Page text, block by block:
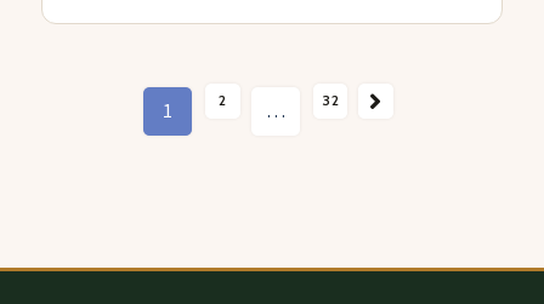
1 2 … 32
SUIVANT →